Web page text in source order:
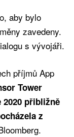
aby bylo
zavedeny.
s vývojáři.
příjmů App
Tower
2020 přibližně
z